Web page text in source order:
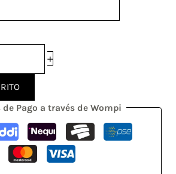
+
Pago a través de Wompi